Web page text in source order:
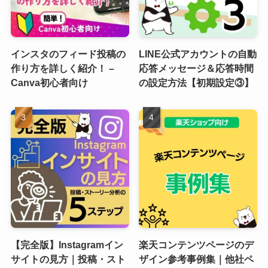
インスタのフィード投稿の
作り方を詳しく紹介！ –
Canva初心者向け
LINE公式アカウントの自動
応答メッセージ＆応答時間
の設定方法【初期設定③】
【完全版】Instagramイン
サイトの見方｜投稿・スト
楽天コンテンツページのデ
ザイン参考事例集｜他社ペ